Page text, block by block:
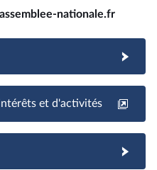
nationale.fr
et d'activités